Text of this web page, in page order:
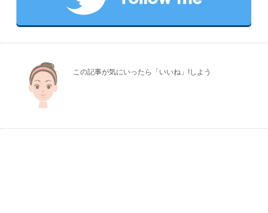
この記事が気にいったら「いいね」!しよう